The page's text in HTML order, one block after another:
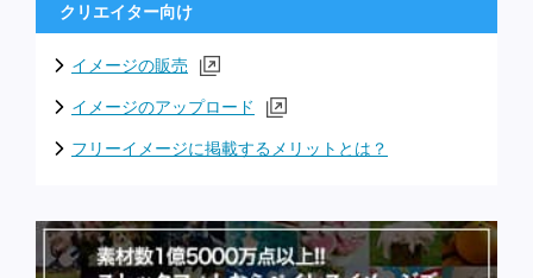
クリエイター向け
イメージの販売
イメージのアップロード
フリーイメージに掲載するメリットとは？